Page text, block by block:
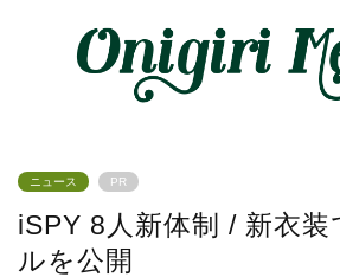
ニュース PR
iSPY 8人新体制 / 新衣
ルを公開